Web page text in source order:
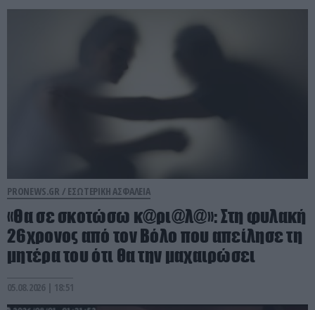
PRONEWS.GR / ΕΣΩΤΕΡΙΚΗ ΑΣΦΑΛΕΙΑ
«Θα σε σκοτώσω κ@ρι@λ@»: Στη φυλακή
26χρονος από τον Βόλο που απείλησε τη
μητέρα του ότι θα την μαχαιρώσει
05.08.2026 | 18:51